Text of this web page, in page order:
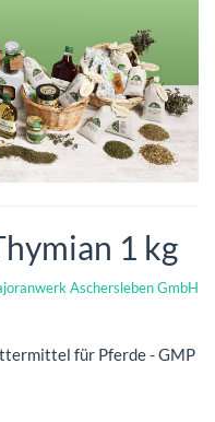
1 kg
Aschersleben GmbH
für Pferde - GMP